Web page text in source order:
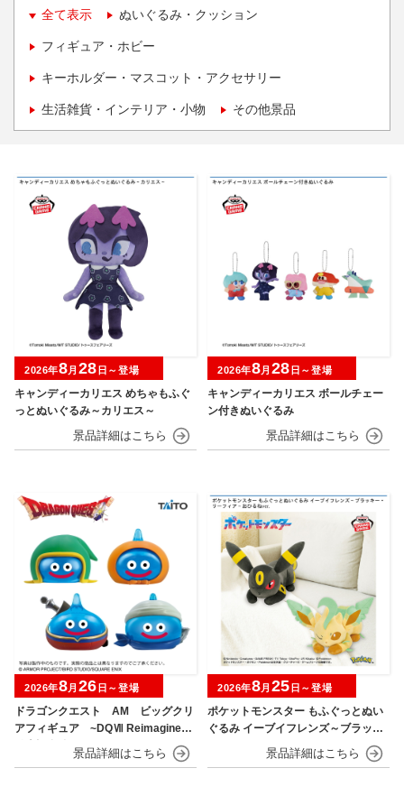
全て表示 ぬいぐるみ・クッション
フィギュア・ホビー
キーホルダー・マスコット・アクセサリー
生活雑貨・インテリア・小物 その他景品
キャンディーカリエス めちゃもふぐ
っとぬいぐるみ～カリエス～
2026年8月 28 日～登場
キャンディーカリエス ボールチェー
ン付きぬいぐるみ
2026年8月 28 日～登場
ドラゴンクエスト AM ビッグクリ
アフィギュア ~DQⅦ Reimagined
発売記念編~
2026年8月 26 日～登場
ポケットモンスター もふぐっとぬい
ぐるみ イーブイフレンズ～ブラッキ
ー・リーフィア～おひるねver.
2026年8月 25 日～登場